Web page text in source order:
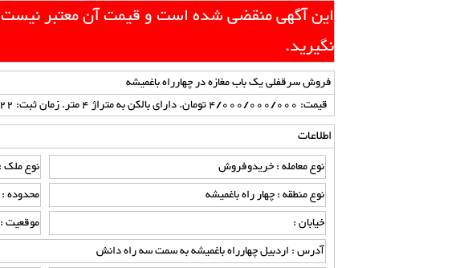
این آگهی منقضی شده است و قیمت آن معتبر نیست،
نگیرید.
فروش سرقفلی یک باب مغازه در چهارراه باغمیشه
قیمت: 4/000/000/000 تومان. دارای بالکن به متراژ 4 متر. زمان ثبت: 1400/08/22
اطلاعات
نوع معامله : خریدوفروش
نوع ملک
نوع منطقه : چهار راه باغمیشه
محدوده :
خیابان :
موقعیت
آدرس : اردبیل چهارراه باغمیشه به سمت سه راه دانش